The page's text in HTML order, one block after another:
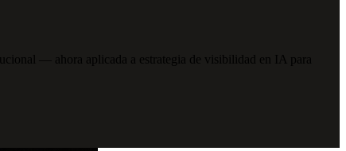
— ahora aplicada a estrategia de visibilidad en IA para